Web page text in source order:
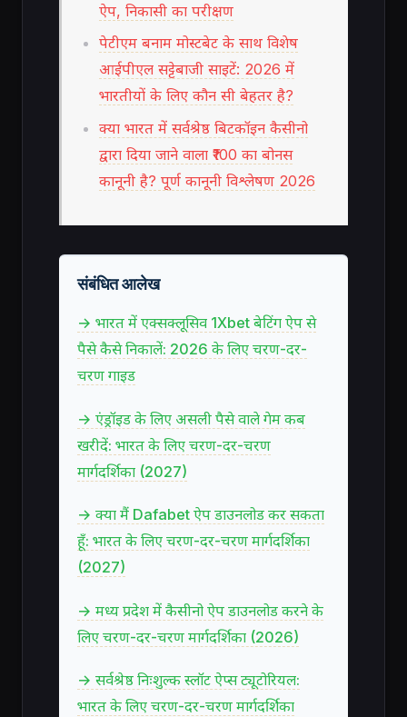
ऐप, निकासी का परीक्षण
पेटीएम बनाम मोस्टबेट के साथ विशेष
आईपीएल सट्टेबाजी साइटें: 2026 में
भारतीयों के लिए कौन सी बेहतर है?
क्या भारत में सर्वश्रेष्ठ बिटकॉइन कैसीनो
द्वारा दिया जाने वाला ₹100 का बोनस
कानूनी है? पूर्ण कानूनी विश्लेषण 2026
संबंधित आलेख
→ भारत में एक्सक्लूसिव 1Xbet बेटिंग ऐप से
पैसे कैसे निकालें: 2026 के लिए चरण-दर-
चरण गाइड
→ एंड्रॉइड के लिए असली पैसे वाले गेम कब
खरीदें: भारत के लिए चरण-दर-चरण
मार्गदर्शिका (2027)
→ क्या मैं Dafabet ऐप डाउनलोड कर सकता
हूँ: भारत के लिए चरण-दर-चरण मार्गदर्शिका
(2027)
→ मध्य प्रदेश में कैसीनो ऐप डाउनलोड करने के
लिए चरण-दर-चरण मार्गदर्शिका (2026)
→ सर्वश्रेष्ठ निःशुल्क स्लॉट ऐप्स ट्यूटोरियल:
भारत के लिए चरण-दर-चरण मार्गदर्शिका